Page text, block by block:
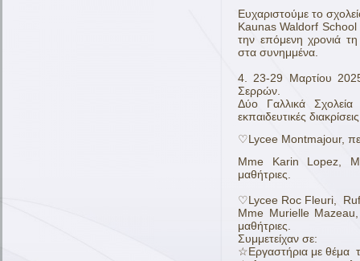
Ευχαριστούμε το
Kaunas Waldorf School
την επόμενη χρονιά τη
στα συνημμένα.
4. 23-29 Μαρτίου
Σερρών.
Δύο Γαλλικά
εκπαιδευτικές
♡Lycee Montmajour,
Μme Karin Lopez,
μαθήτριες.
♡Lycee Roc Fleuri,
Mme Murielle
μαθήτριες.
Συμμετείχαν σε:
☆Εργαστήρια με θέμα